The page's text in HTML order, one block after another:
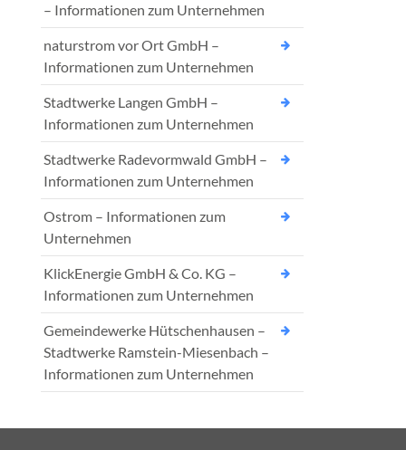
– Informationen zum Unternehmen
naturstrom vor Ort GmbH –
Informationen zum Unternehmen
Stadtwerke Langen GmbH –
Informationen zum Unternehmen
Stadtwerke Radevormwald GmbH –
Informationen zum Unternehmen
Ostrom – Informationen zum
Unternehmen
KlickEnergie GmbH & Co. KG –
Informationen zum Unternehmen
Gemeindewerke Hütschenhausen –
Stadtwerke Ramstein-Miesenbach –
Informationen zum Unternehmen